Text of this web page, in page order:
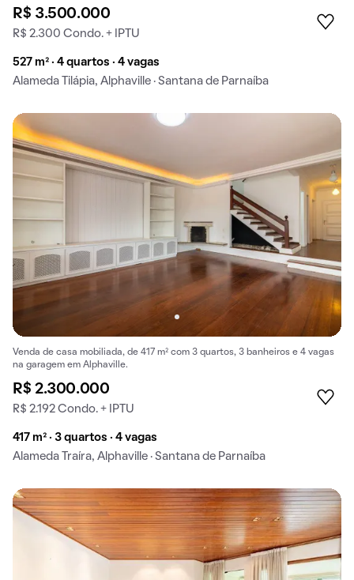
R$ 3.500.000
R$ 2.300 Condo. + IPTU
527 m² · 4 quartos · 4 vagas
Alameda Tilápia, Alphaville · Santana de Parnaíba
Venda de casa mobiliada, de 417 m² com 3 quartos, 3 banheiros e 4 vagas
na garagem em Alphaville.
R$ 2.300.000
R$ 2.192 Condo. + IPTU
417 m² · 3 quartos · 4 vagas
Alameda Traíra, Alphaville · Santana de Parnaíba